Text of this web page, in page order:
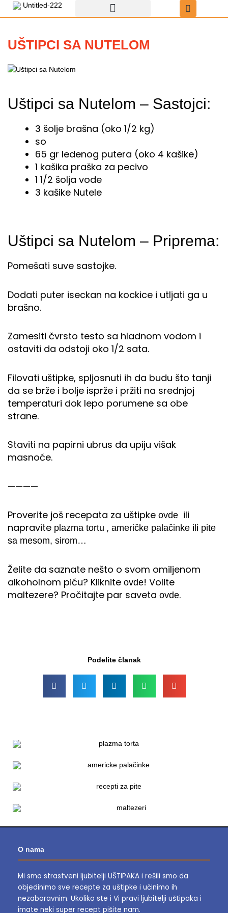
Пређи
садржај
UŠTIPCI SA NUTELOM
Uštipci sa Nutelom – Sastojci:
3 šolje brašna (oko 1/2 kg)
so
65 gr ledenog putera (oko 4 kašike)
1 kašika praška za pecivo
1 1/2 šolja vode
3 kašike Nutele
Uštipci sa Nutelom – Priprema:
Pomešati suve sastojke.
Dodati puter iseckan na kockice i utljati ga u
brašno.
Zamesiti čvrsto testo sa hladnom vodom i
ostaviti da odstoji oko 1/2 sata.
Filovati uštipke, spljosnuti ih da budu što tanji
da se brže i bolje isprže i pržiti na srednjoj
temperaturi dok lepo porumene sa obe
strane.
Staviti na papirni ubrus da upiju višak
masnoće.
————
Proverite još recepata za uštipke ovde ili
napravite plazma tortu , američke palačinke ili pite
sa mesom, sirom…
Želite da saznate nešto o svom omiljenom
alkoholnom piću? Kliknite ovde! Volite
maltezere? Pročitajte par saveta ovde.
Podelite članak
O nama
Mi smo strastveni ljubitelji UŠTIPAKA i rešili smo da
objedinimo sve recepte za uštipke i učinimo ih
nezaboravnim. Ukoliko ste i Vi pravi ljubitelji uštipaka i
imate neki super recept pišite nam.